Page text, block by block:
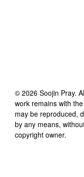
© 2026 Soojin Pray.
work remains with
may be reproduced,
by any means,
copyright owner.